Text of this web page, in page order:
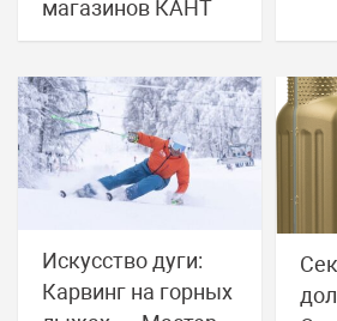
магазинов КАНТ
Искусство дуги:
Карвинг на горных